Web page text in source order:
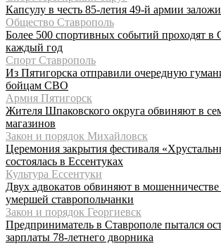
Капсулу в честь 85-летия 49-й армии
Общество Ставрополь
Более 500 спортивных событий проходят в
каждый год
Спорт Ставрополь
Из Пятигорска отправили очередную
бойцам СВО
Армия Пятигорск
Жителя Шпаковского округа обвиняют в
магазинов
Закон и порядок Михайловск
Церемония закрытия фестиваля
состоялась в Ессентуках
Культура Ессентуки
Двух адвокатов обвиняют в
умершей ставропольчанки
Закон и порядок Георгиевск
Предприниматель в Ставрополе пытался
зарплаты 78-летнего дворника